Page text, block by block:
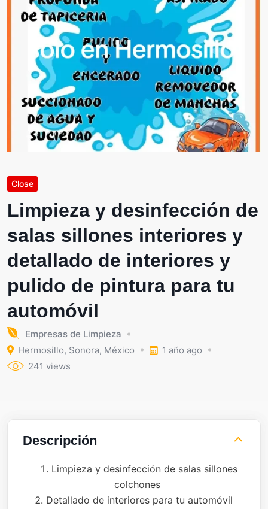
Close
Limpieza y desinfección de
salas sillones interiores y
detallado de interiores y
pulido de pintura para tu
automóvil
Empresas de Limpieza
Hermosillo, Sonora, México
1 año ago
241 views
Descripción
Limpieza y desinfección de salas sillones
colchones
Detallado de interiores para tu automóvil